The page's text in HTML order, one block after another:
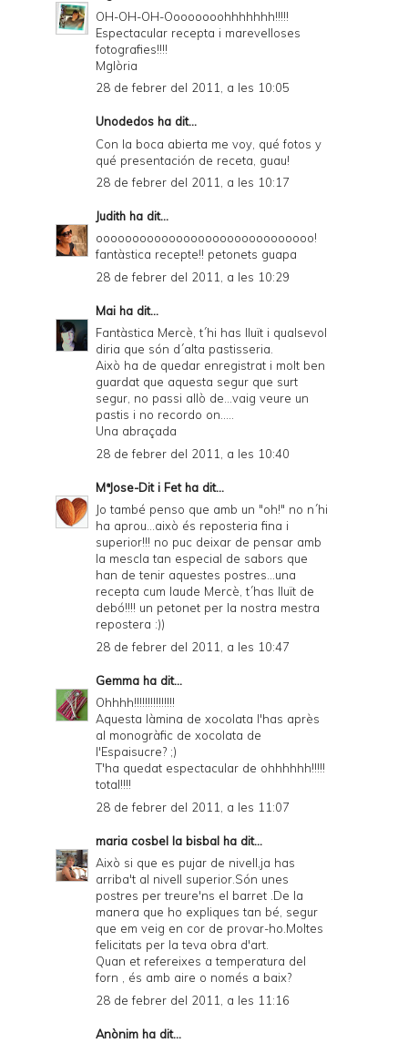
OH-OH-OH-Oooooooohhhhhhh!!!!!
Espectacular recepta i marevelloses
fotografies!!!!
Mglòria
28 de febrer del 2011, a les 10:05
Unodedos ha dit...
Con la boca abierta me voy, qué fotos y
qué presentación de receta, guau!
28 de febrer del 2011, a les 10:17
Judith ha dit...
oooooooooooooooooooooooooooooo!
fantàstica recepte!! petonets guapa
28 de febrer del 2011, a les 10:29
Mai ha dit...
Fantàstica Mercè, t´hi has lluït i qualsevol
diria que són d´alta pastisseria.
Això ha de quedar enregistrat i molt ben
guardat que aquesta segur que surt
segur, no passi allò de...vaig veure un
pastis i no recordo on.....
Una abraçada
28 de febrer del 2011, a les 10:40
MªJose-Dit i Fetha dit...
Jo també penso que amb un "oh!" no n´hi
ha aprou...això és reposteria fina i
superior!!! no puc deixar de pensar amb
la mescla tan especial de sabors que
han de tenir aquestes postres...una
recepta cum laude Mercè, t´has lluït de
debó!!!! un petonet per la nostra mestra
repostera :))
28 de febrer del 2011, a les 10:47
Gemma ha dit...
Ohhhh!!!!!!!!!!!!!!!
Aquesta làmina de xocolata l'has après
al monogràfic de xocolata de
l'Espaisucre? ;)
T'ha quedat espectacular de ohhhhhh!!!!!
total!!!!
28 de febrer del 2011, a les 11:07
maria cosbel la bisbal ha dit...
Això si que es pujar de nivell,ja has
arriba't al nivell superior.Són unes
postres per treure'ns el barret .De la
manera que ho expliques tan bé, segur
que em veig en cor de provar-ho.Moltes
felicitats per la teva obra d'art.
Quan et refereixes a temperatura del
forn , és amb aire o només a baix?
28 de febrer del 2011, a les 11:16
Anònim ha dit...